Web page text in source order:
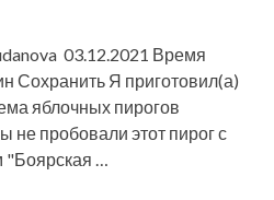
03.12.2021 Время
Сохранить Я приготовил(а)
яблочных пирогов
не пробовали этот пирог с
…